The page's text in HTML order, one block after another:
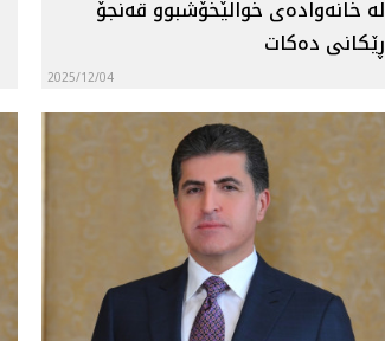
له‌ خانەوادەی خوالێخۆشبوو قەنجۆ
ڕێكانی دەكات
2025/12/04